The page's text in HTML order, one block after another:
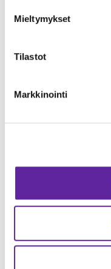
Mieltymykset
Tilastot
Markkinointi
peruskorjaukselle